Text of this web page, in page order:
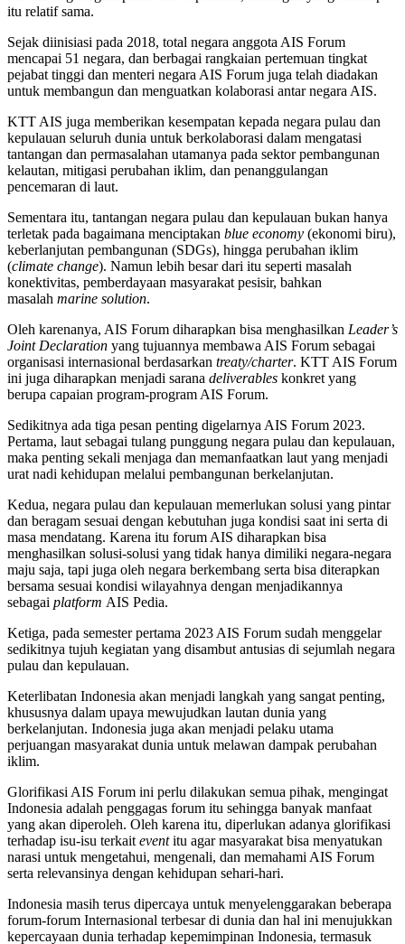
itu relatif sama.
Sejak diinisiasi pada 2018, total negara anggota AIS Forum
mencapai 51 negara, dan berbagai rangkaian pertemuan tingkat
pejabat tinggi dan menteri negara AIS Forum juga telah diadakan
untuk membangun dan menguatkan kolaborasi antar negara AIS.
KTT AIS juga memberikan kesempatan kepada negara pulau dan
kepulauan seluruh dunia untuk berkolaborasi dalam mengatasi
tantangan dan permasalahan utamanya pada sektor pembangunan
kelautan, mitigasi perubahan iklim, dan penanggulangan
pencemaran di laut.
Sementara itu, tantangan negara pulau dan kepulauan bukan hanya
terletak pada bagaimana menciptakan blue economy (ekonomi biru),
keberlanjutan pembangunan (SDGs), hingga perubahan iklim
(climate change). Namun lebih besar dari itu seperti masalah
konektivitas, pemberdayaan masyarakat pesisir, bahkan
masalah marine solution.
Oleh karenanya, AIS Forum diharapkan bisa menghasilkan Leader’s
Joint Declaration yang tujuannya membawa AIS Forum sebagai
organisasi internasional berdasarkan treaty/charter. KTT AIS Forum
ini juga diharapkan menjadi sarana deliverables konkret yang
berupa capaian program-program AIS Forum.
Sedikitnya ada tiga pesan penting digelarnya AIS Forum 2023.
Pertama, laut sebagai tulang punggung negara pulau dan kepulauan,
maka penting sekali menjaga dan memanfaatkan laut yang menjadi
urat nadi kehidupan melalui pembangunan berkelanjutan.
Kedua, negara pulau dan kepulauan memerlukan solusi yang pintar
dan beragam sesuai dengan kebutuhan juga kondisi saat ini serta di
masa mendatang. Karena itu forum AIS diharapkan bisa
menghasilkan solusi-solusi yang tidak hanya dimiliki negara-negara
maju saja, tapi juga oleh negara berkembang serta bisa diterapkan
bersama sesuai kondisi wilayahnya dengan menjadikannya
sebagai platform AIS Pedia.
Ketiga, pada semester pertama 2023 AIS Forum sudah menggelar
sedikitnya tujuh kegiatan yang disambut antusias di sejumlah negara
pulau dan kepulauan.
Keterlibatan Indonesia akan menjadi langkah yang sangat penting,
khususnya dalam upaya mewujudkan lautan dunia yang
berkelanjutan. Indonesia juga akan menjadi pelaku utama
perjuangan masyarakat dunia untuk melawan dampak perubahan
iklim.
Glorifikasi AIS Forum ini perlu dilakukan semua pihak, mengingat
Indonesia adalah penggagas forum itu sehingga banyak manfaat
yang akan diperoleh. Oleh karena itu, diperlukan adanya glorifikasi
terhadap isu-isu terkait eventitu agar masyarakat bisa menyatukan
narasi untuk mengetahui, mengenali, dan memahami AIS Forum
serta relevansinya dengan kehidupan sehari-hari.
Indonesia masih terus dipercaya untuk menyelenggarakan beberapa
forum-forum Internasional terbesar di dunia dan hal ini menujukkan
kepercayaan dunia terhadap kepemimpinan Indonesia, termasuk